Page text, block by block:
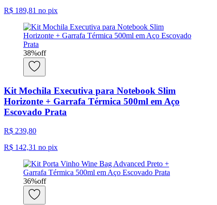
R$ 189,81 no pix
38%off
Kit Mochila Executiva para Notebook Slim
Horizonte + Garrafa Térmica 500ml em Aço
Escovado Prata
R$ 239,80
R$ 142,31 no pix
36%off